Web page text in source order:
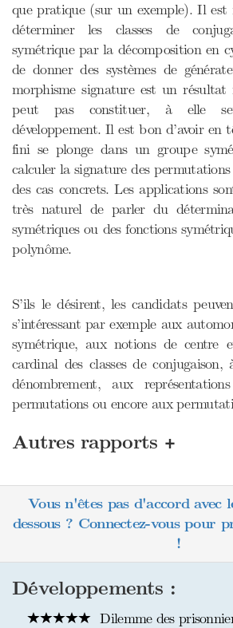
que pratique (sur un exemple). Il
déterminer les classes de
symétrique par la décomposition en
de donner des systèmes de
morphisme signature est un
peut pas constituer, à elle
développement. Il est bon d’avoir en
fini se plonge dans un groupe
calculer la signature des
des cas concrets. Les applications
très naturel de parler du
symétriques ou des fonctions
polynôme.
S’ils le désirent, les candidats
s’intéressant par exemple aux
symétrique, aux notions de centre
cardinal des classes de conjugaison,
dénombrement, aux
permutations ou encore aux
Autres rapports +
Vous n'êtes pas d'accord avec
dessous ? Connectez-vous pour
!
Développements :
Dilemme des